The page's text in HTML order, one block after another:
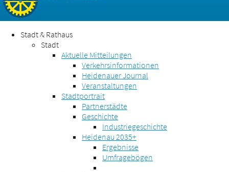
Stadt & Rathaus
Stadt
Aktuelle Mitteilungen
Verkehrsinformationen
Heidenauer Journal
Veranstaltungen
Stadtportrait
Partnerstädte
Geschichte
Industriegeschichte
Heidenau 2035+
Ergebnisse
Umfragebögen